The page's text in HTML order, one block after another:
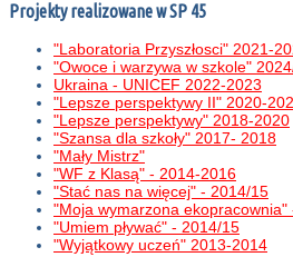
Projekty realizowane w SP 45
"Laboratoria Przyszłosci" 2021-
"Owoce i warzywa w szkole"
Ukraina - UNICEF 2022-2023
"Lepsze perspektywy II" 2020-
"Lepsze perspektywy" 2018-2020
"Szansa dla szkoły" 2017- 2018
"Mały Mistrz"
"WF z Klasą" - 2014-2016
"Stać nas na więcej" - 2014/15
"Moja wymarzona ekopracownia"
"Umiem pływać" - 2014/15
"Wyjątkowy uczeń" 2013-2014